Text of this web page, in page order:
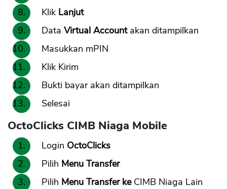
Klik Lanjut
Data Virtual Account akan ditampilkan
Masukkan mPIN
Klik Kirim
Bukti bayar akan ditampilkan
Selesai
OctoClicks CIMB Niaga Mobile
Login OctoClicks
Pilih Menu Transfer
Pilih Menu Transfer ke CIMB Niaga Lain